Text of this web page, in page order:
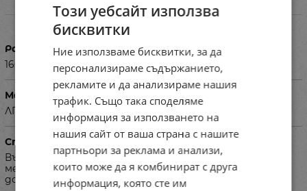
Характеристики
Размери в см
160х80 Н=74
Материал
ЛПДЧ
Специфика
Възможност за избор цвета на ламината и
металната част от базова палитра или
допълнителни цветови палитри.
Този уебсайт използва
бисквитки
Ние използваме бисквитки, за да
персонализираме съдържанието,
рекламите и да анализираме нашия
трафик. Също така споделяме
информация за използването на
нашия сайт от ваша страна с нашите
партньори за реклама и анализи,
които може да я комбинират с друга
информация, която сте им